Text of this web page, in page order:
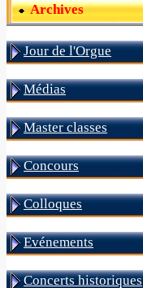
Archives
Jour de l'Orgue
Médias
Master classes
Concours
Colloques
Evénements
Concerts historiques